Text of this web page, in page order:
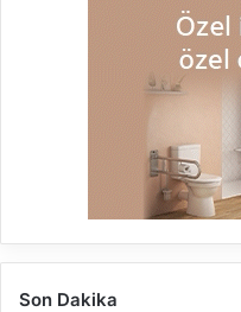
Son Dakika